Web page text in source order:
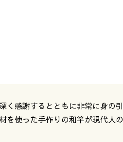
く感謝するとともに非常に身の
を使った手作りの和竿が現代人